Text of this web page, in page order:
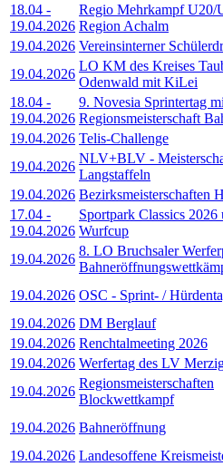
18.04 -
19.04.2026
Regio Mehrkampf U20/
Region Achalm
19.04.2026 Vereinsinterner
19.04.2026
LO KM des Kreises
Odenwald mit KiLei
18.04 -
19.04.2026
9. Novesia Sprintertag
Regionsmeisterschaft
19.04.2026 Telis-Challenge
19.04.2026
NLV+BLV -
Langstaffeln
19.04.2026 Bezirksmeisterschaften
17.04 -
19.04.2026
Sportpark Classics
Wurfcup
19.04.2026
8. LO Bruchsaler
19.04.2026 OSC - Sprint- /
19.04.2026 DM Berglauf
19.04.2026 Renchtalmeeting 2026
19.04.2026 Werfertag des LV
19.04.2026
Regionsmeisterschaften
Blockwettkampf
19.04.2026 Bahneröffnung
19.04.2026 Landesoffene